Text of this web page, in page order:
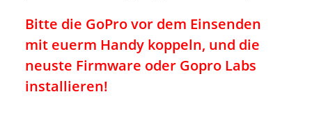
Bitte die GoPro vor dem Einsenden
mit euerm Handy koppeln, und die
neuste Firmware oder Gopro Labs
installieren!